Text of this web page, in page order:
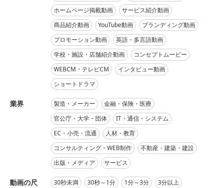
ホームページ掲載動画
サービス紹介動画
商品紹介動画
YouTube動画
ブランディング動画
プロモーション動画
英語・多言語動画
学校・施設・店舗紹介動画
コンセプトムービー
WEBCM・テレビCM
インタビュー動画
ショートドラマ
業界 製造・メーカー
金融・保険・医療
官公庁・大学・団体
IT・通信・システム
EC・小売・流通
人材・教育
コンサルティング・WEB制作
不動産・建築・建設
出版・メディア
サービス
動画の尺 30秒未満 30秒～1分 1分～3分 3分以上